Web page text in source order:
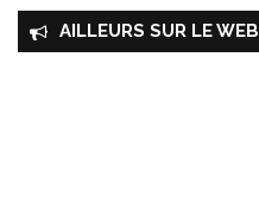
AILLEURS SUR LE WEB